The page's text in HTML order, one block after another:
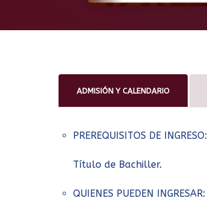
ADMISIÓN Y CALENDARIO
PREREQUISITOS DE INGRESO:
Título de Bachiller.
QUIENES PUEDEN INGRESAR: